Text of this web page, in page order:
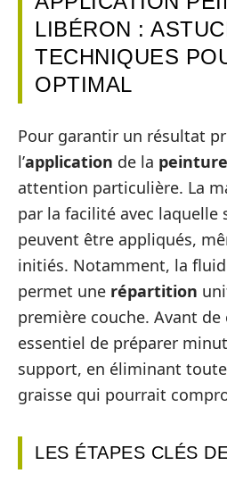
LIBÉRON :
TECHNIQUES
OPTIMAL
Pour garantir un résultat
l’application de la peinture
attention particulière. La
par la facilité avec laquelle
peuvent être appliqués,
initiés. Notamment, la
permet une répartition
première couche. Avant de
essentiel de préparer
support, en éliminant
graisse qui pourrait
LES ÉTAPES CLÉS